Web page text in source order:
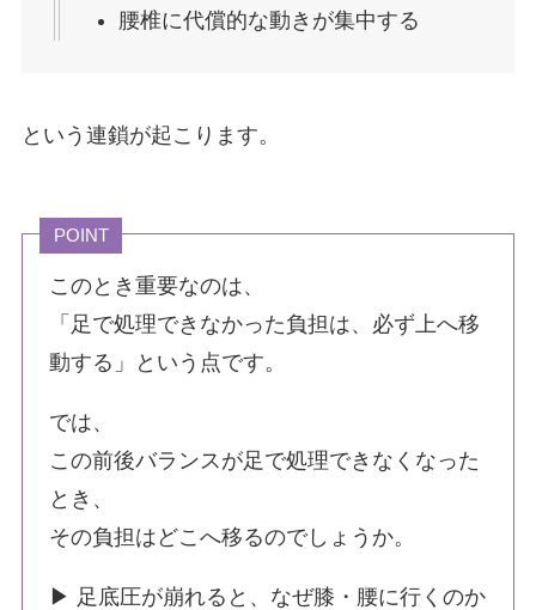
腰椎に代償的な動きが集中する
という連鎖が起こります。
POINT
このとき重要なのは、
「足で処理できなかった負担は、必ず上へ移
動する」という点です。
では、
この前後バランスが足で処理できなくなった
とき、
その負担はどこへ移るのでしょうか。
▶ 足底圧が崩れると、なぜ膝・腰に行くのか